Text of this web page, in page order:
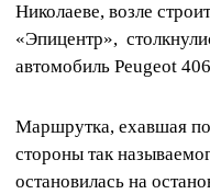
Николаеве, возле
«Эпицентр»,
автомобиль Peugeot
Маршрутка, ехавшая
стороны так
остановилась на